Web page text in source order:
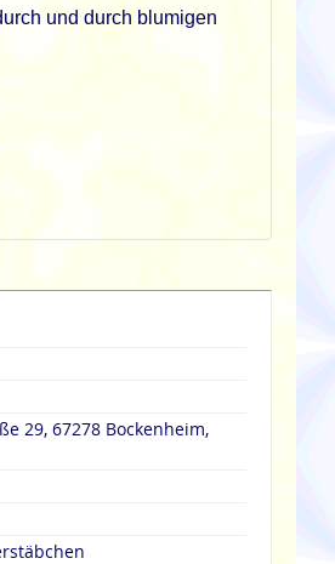
und durch blumigen
29, 67278 Bockenheim,